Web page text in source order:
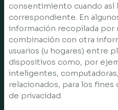
consentimiento cuando así
correspondiente. En
información recopilada por
combinación con otra
usuarios (u hogares) entre
dispositivos como, por
inteligentes,
relacionados, para los
de privacidad.